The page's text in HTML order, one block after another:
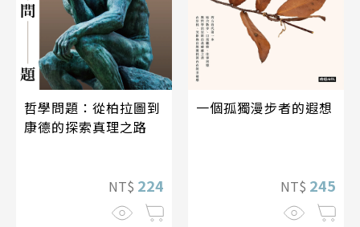
哲學問題：從柏拉圖到
康德的探索真理之路
NT$ 224
一個孤獨漫步者的遐想
NT$ 245